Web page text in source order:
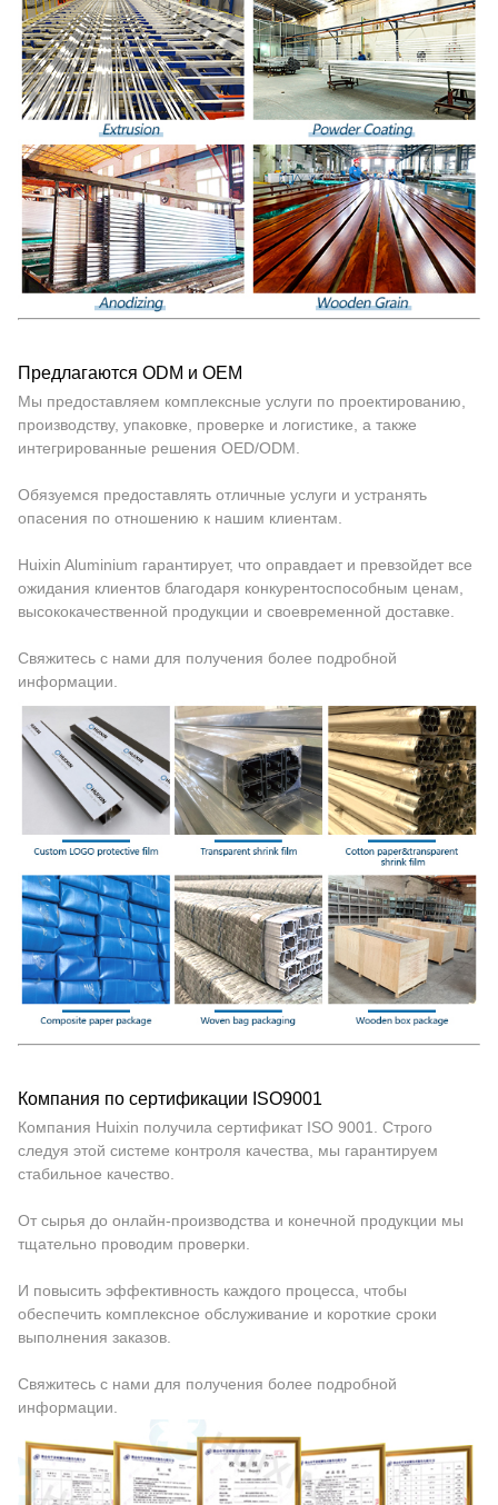
Предлагаются ODM и OEM
Мы предоставляем комплексные услуги по проектированию,
производству, упаковке, проверке и логистике, а также
интегрированные решения OED/ODM.
Обязуемся предоставлять отличные услуги и устранять
опасения по отношению к нашим клиентам.
Huixin Aluminium гарантирует, что оправдает и превзойдет все
ожидания клиентов благодаря конкурентоспособным ценам,
высококачественной продукции и своевременной доставке.
Свяжитесь с нами для получения более подробной
информации.
Компания по сертификации ISO9001
Компания Huixin получила сертификат ISO 9001. Строго
следуя этой системе контроля качества, мы гарантируем
стабильное качество.
От сырья до онлайн-производства и конечной продукции мы
тщательно проводим проверки.
И повысить эффективность каждого процесса, чтобы
обеспечить комплексное обслуживание и короткие сроки
выполнения заказов.
Свяжитесь с нами для получения более подробной
информации.